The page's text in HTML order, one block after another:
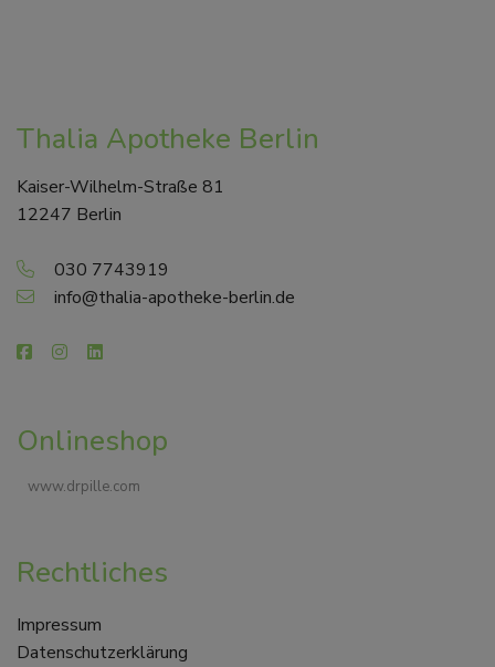
Thalia Apotheke Berlin
Kaiser-Wilhelm-Straße 81
12247 Berlin
030 7743919
info@thalia-apotheke-berlin.de
Onlineshop
www.drpille.com
Rechtliches
Impressum
Datenschutzerklärung